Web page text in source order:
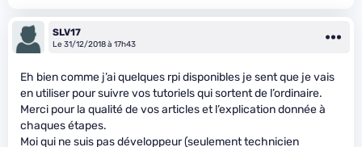
SLV17
Le 31/12/2018 à 17h43
Eh bien comme j’ai quelques rpi disponibles je sent que je vais
en utiliser pour suivre vos tutoriels qui sortent de l’ordinaire.
Merci pour la qualité de vos articles et l’explication donnée à
chaques étapes.
Moi qui ne suis pas développeur (seulement technicien